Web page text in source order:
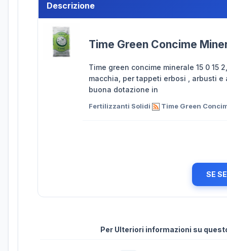
Descrizione
Time Green Concime
Time green concime minerale 15 0 15
macchia, per tappeti erbosi , arbusti
buona dotazione in
Fertilizzanti Solidi Time Green
SE
Per Ulteriori informazioni su